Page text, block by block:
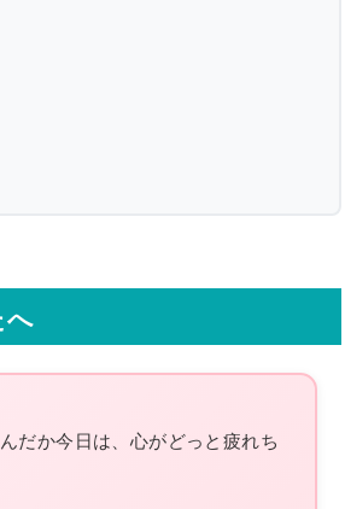
へ
だか今日は、心がどっと疲れち